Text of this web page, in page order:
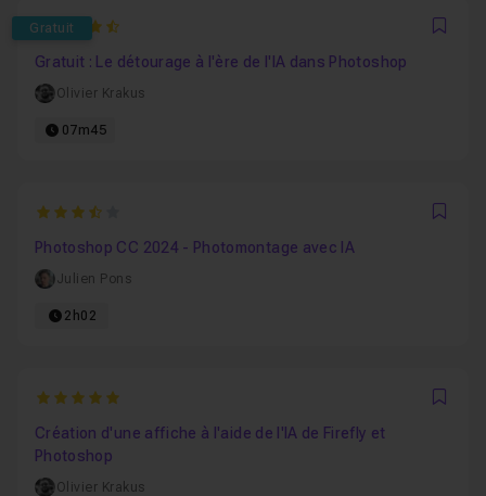
Gratuit
4.8684210526316
Gratuit : Le détourage à l'ère de l'IA dans Photoshop
Olivier Krakus
07m45
3.4
Photoshop CC 2024 - Photomontage avec IA
Julien Pons
2h02
5
Création d'une affiche à l'aide de l'IA de Firefly et
Photoshop
Olivier Krakus